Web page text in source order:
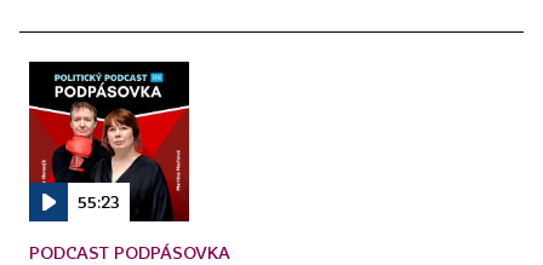
55:23
PODCAST PODPÁSOVKA